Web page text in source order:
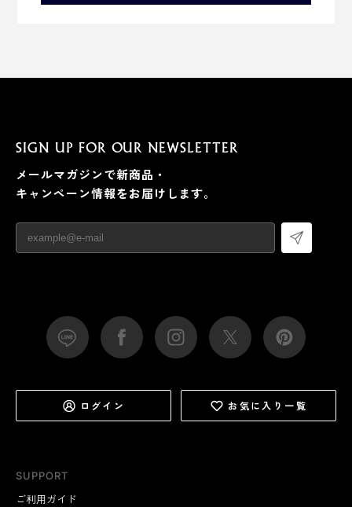
SUPPORT
ご利用ガイド
SIGN UP FOR OUR NEWSLETTER
メールマガジンで新商品・
キャンペーン情報をお届けします。
ログイン お気に入り一覧